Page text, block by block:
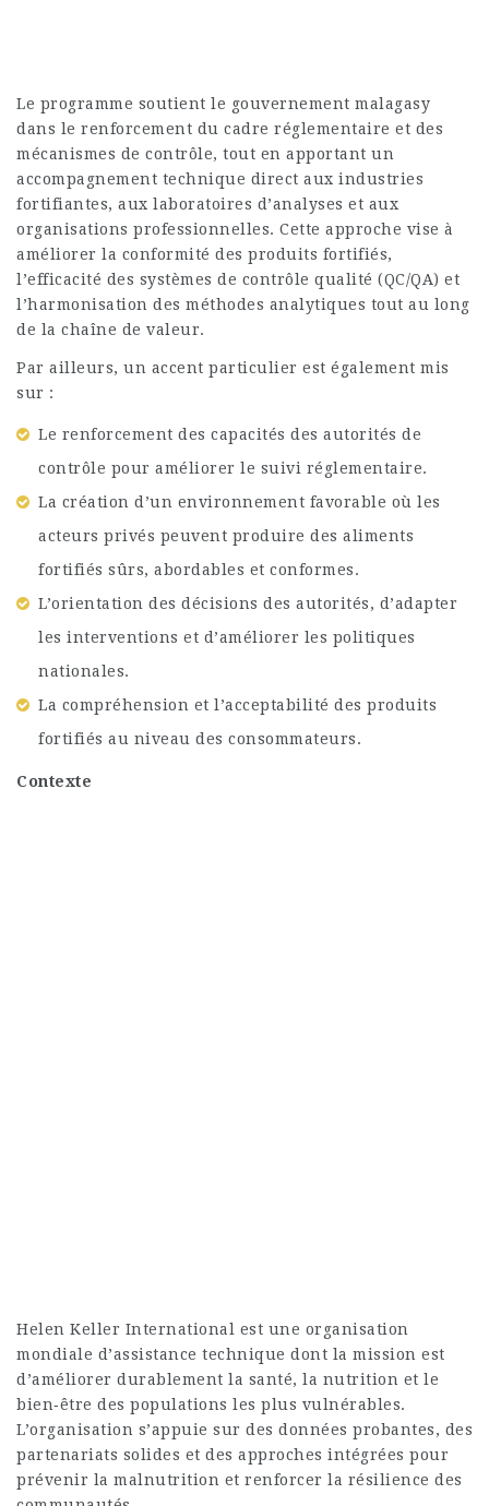
Le programme soutient le gouvernement malagasy
dans le renforcement du cadre réglementaire et des
mécanismes de contrôle, tout en apportant un
accompagnement technique direct aux industries
fortifiantes, aux laboratoires d’analyses et aux
organisations professionnelles. Cette approche vise à
améliorer la conformité des produits fortifiés,
l’efficacité des systèmes de contrôle qualité (QC/QA) et
l’harmonisation des méthodes analytiques tout au long
de la chaîne de valeur.
Par ailleurs, un accent particulier est également mis
sur :
Le renforcement des capacités des autorités de
contrôle pour améliorer le suivi réglementaire.
La création d’un environnement favorable où les
acteurs privés peuvent produire des aliments
fortifiés sûrs, abordables et conformes.
L’orientation des décisions des autorités, d’adapter
les interventions et d’améliorer les politiques
nationales.
La compréhension et l’acceptabilité des produits
fortifiés au niveau des consommateurs.
Contexte
Helen Keller International est une organisation
mondiale d’assistance technique dont la mission est
d’améliorer durablement la santé, la nutrition et le
bien‑être des populations les plus vulnérables.
L’organisation s’appuie sur des données probantes, des
partenariats solides et des approches intégrées pour
prévenir la malnutrition et renforcer la résilience des